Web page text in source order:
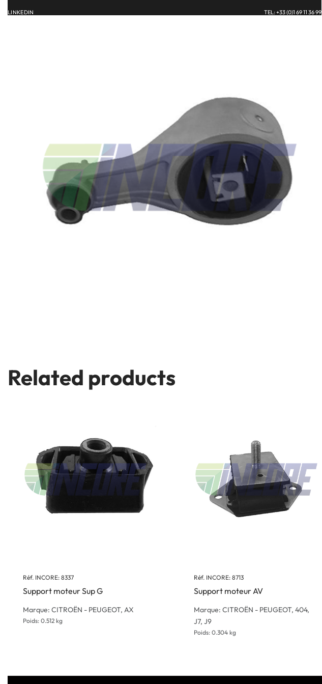
LINKEDIN TEL: +33 (0)1 69 11 36 99
Related products
Réf. INCORE: 8337
Support moteur Sup G
Marque: CITROËN - PEUGEOT, AX
Poids: 0.512 kg
Réf. INCORE: 8713
Support moteur AV
Marque: CITROËN - PEUGEOT, 404,
J7, J9
Poids: 0.304 kg